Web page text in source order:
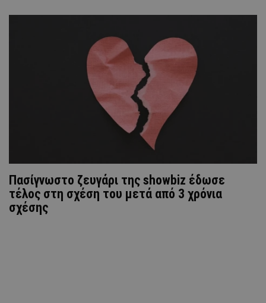
Πασίγνωστο ζευγάρι της showbiz έδωσε
τέλος στη σχέση του μετά από 3 χρόνια
σχέσης